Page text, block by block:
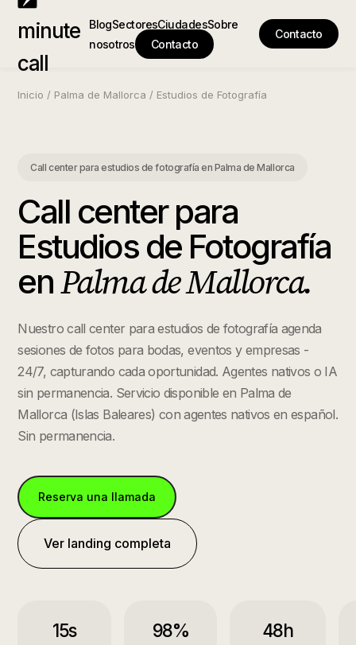
minute
call
BlogSectoresCiudadesSobre
nosotros
Contacto
Contacto
Inicio / Palma de Mallorca / Estudios de Fotografía
Call center para estudios de fotografía en Palma de Mallorca
Call center para
Estudios de Fotografía
enPalma de Mallorca.
Nuestro call center para estudios de fotografía agenda
sesiones de fotos para bodas, eventos y empresas -
24/7, capturando cada oportunidad. Agentes nativos o IA
sin permanencia. Servicio disponible en Palma de
Mallorca (Islas Baleares) con agentes nativos en español.
Sin permanencia.
Reserva una llamada
Ver landing completa
15s 98% 48h